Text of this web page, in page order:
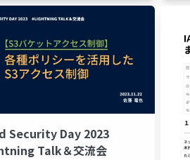
Security Day 2023
Talk＆交流会